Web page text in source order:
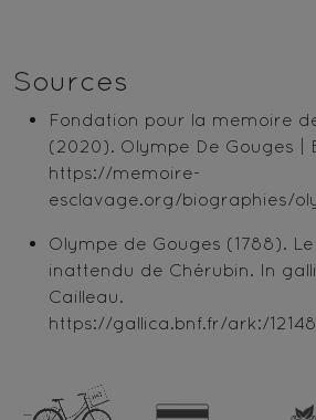
Sources
Fondation pour la memoire
(2020). Olympe De Gouges |
https://memoire-
esclavage.org/biographies/
Olympe de Gouges (1788).
inattendu de Chérubin. In
Cailleau.
https://gallica.bnf.fr/ark:/